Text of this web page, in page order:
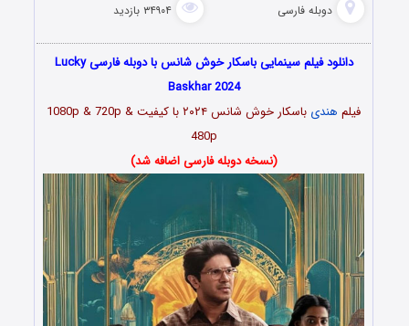
دوبله فارسی ۳۴۹۰۴ بازدید
دانلود فیلم سینمایی باسکار خوش‌ شانس با دوبله فارسی Lucky
Baskhar 2024
فیلم هندی
باسکار خوش‌ شانس ۲۰۲۴ با کیفیت 1080p & 720p &
480p
(نسخه دوبله فارسی اضافه شد)